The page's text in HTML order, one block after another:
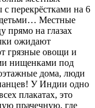
перекрёстками на 6
Местные
прямо на глазах
ожидают
грязные овощи и
нищенками под
дома, люди
У Индии одно
плакатах, это
прачечную, где